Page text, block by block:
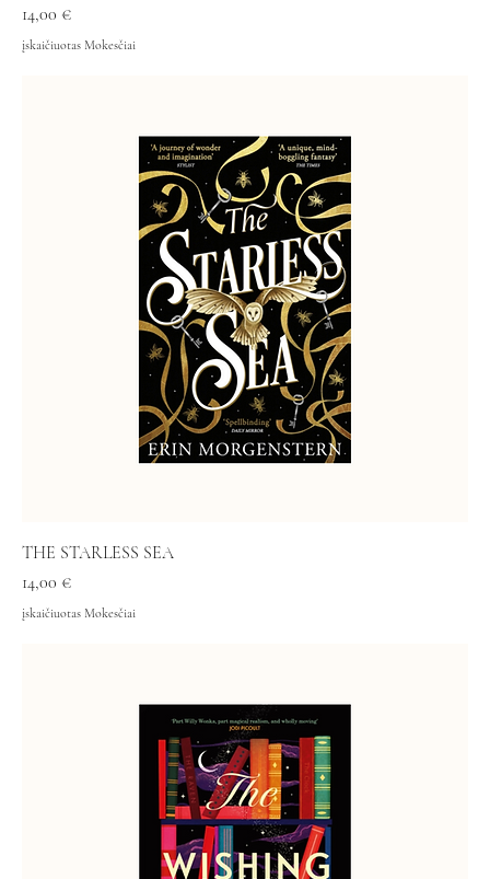
Kaina
14,00 €
įskaičiuotas Mokesčiai
THE STARLESS SEA
Kaina
14,00 €
įskaičiuotas Mokesčiai